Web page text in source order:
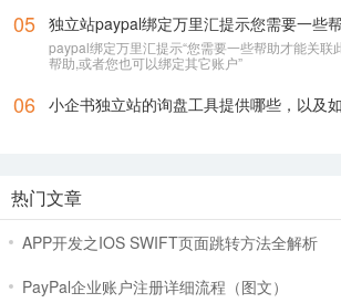
05 独立站paypal绑定万里汇提示您需要一些
paypal绑定万里汇提示“您需要一些帮助才能关联
帮助,或者您也可以绑定其它账户”
06 小企书独立站的询盘工具提供哪些，以及
热门文章
APP开发之IOS SWIFT页面跳转方法全解析
PayPal企业账户注册详细流程（图文）